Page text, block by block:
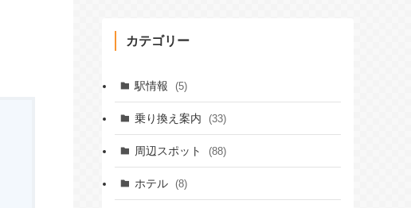
カテゴリー
駅情報 (5)
乗り換え案内 (33)
周辺スポット (88)
ホテル (8)